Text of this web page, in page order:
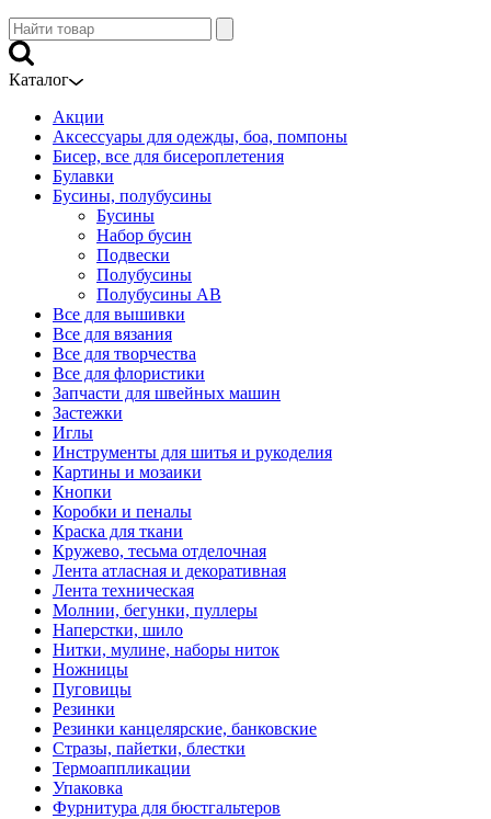
Каталог
Акции
Аксессуары для одежды, боа, помпоны
Бисер, все для бисероплетения
Булавки
Бусины, полубусины
Бусины
Набор бусин
Подвески
Полубусины
Полубусины AB
Все для вышивки
Все для вязания
Все для творчества
Все для флористики
Запчасти для швейных машин
Застежки
Иглы
Инструменты для шитья и рукоделия
Картины и мозаики
Кнопки
Коробки и пеналы
Краска для ткани
Кружево, тесьма отделочная
Лента атласная и декоративная
Лента техническая
Молнии, бегунки, пуллеры
Наперстки, шило
Нитки, мулине, наборы ниток
Ножницы
Пуговицы
Резинки
Резинки канцелярские, банковские
Стразы, пайетки, блестки
Термоаппликации
Упаковка
Фурнитура для бюстгальтеров